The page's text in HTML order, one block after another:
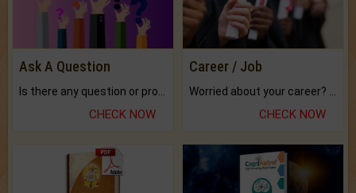
Ask A Question
CHECK NOW
Career / Job
CHECK NOW